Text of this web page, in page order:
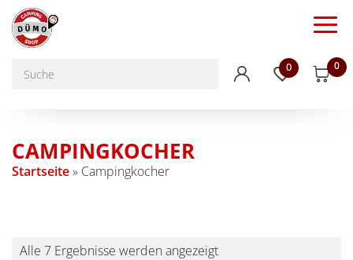
0 0
CAMPINGKOCHER
Startseite» Campingkocher
Alle 7 Ergebnisse werden angezeigt